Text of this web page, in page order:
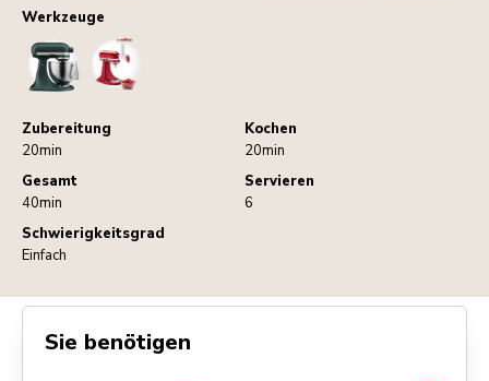
Werkzeuge
StandMixerMeatGrinder
Zubereitung
20min
Kochen
20min
Gesamt
40min
Servieren
6
Schwierigkeitsgrad
Einfach
Sie benötigen